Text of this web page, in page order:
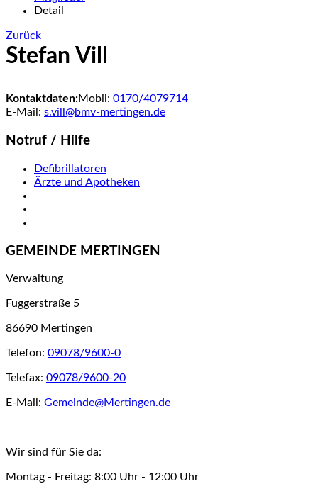
Detail
Zurück
Stefan Vill
Kontaktdaten:Mobil: 0170/4079714
E-Mail: s.vill@bmv-mertingen.de
Notruf / Hilfe
Defibrillatoren
Ärzte und Apotheken
GEMEINDE MERTINGEN
Verwaltung
Fuggerstraße 5
86690 Mertingen
Telefon: 09078/9600-0
Telefax: 09078/9600-20
E-Mail: Gemeinde@Mertingen.de
Wir sind für Sie da:
Montag - Freitag: 8:00 Uhr - 12:00 Uhr